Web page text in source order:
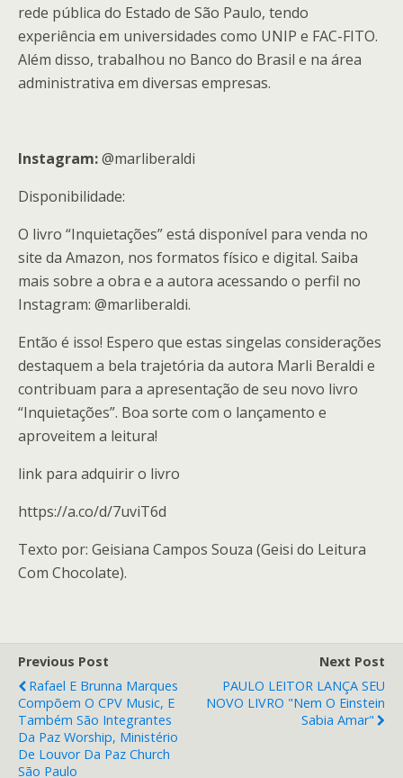
rede pública do Estado de São Paulo, tendo
experiência em universidades como UNIP e FAC-FITO.
Além disso, trabalhou no Banco do Brasil e na área
administrativa em diversas empresas.
Instagram:@marliberaldi
Disponibilidade:
O livro “Inquietações” está disponível para venda no
site da Amazon, nos formatos físico e digital. Saiba
mais sobre a obra e a autora acessando o perfil no
Instagram: @marliberaldi.
Então é isso! Espero que estas singelas considerações
destaquem a bela trajetória da autora Marli Beraldi e
contribuam para a apresentação de seu novo livro
“Inquietações”. Boa sorte com o lançamento e
aproveitem a leitura!
link para adquirir o livro
https://a.co/d/7uviT6d
Texto por: Geisiana Campos Souza (Geisi do Leitura
Com Chocolate).
Previous Post
Rafael E Brunna Marques
Compõem O CPV Music, E
Também São Integrantes
Da Paz Worship, Ministério
De Louvor Da Paz Church
São Paulo
Next Post
PAULO LEITOR LANÇA SEU
NOVO LIVRO "Nem O Einstein
Sabia Amar"